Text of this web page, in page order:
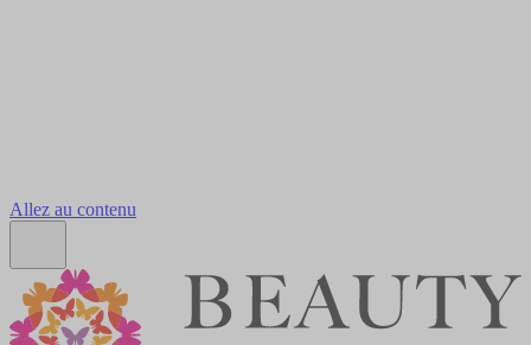
Allez au contenu